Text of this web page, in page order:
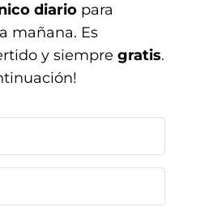
diario para
mañana. Es
y siempre gratis.